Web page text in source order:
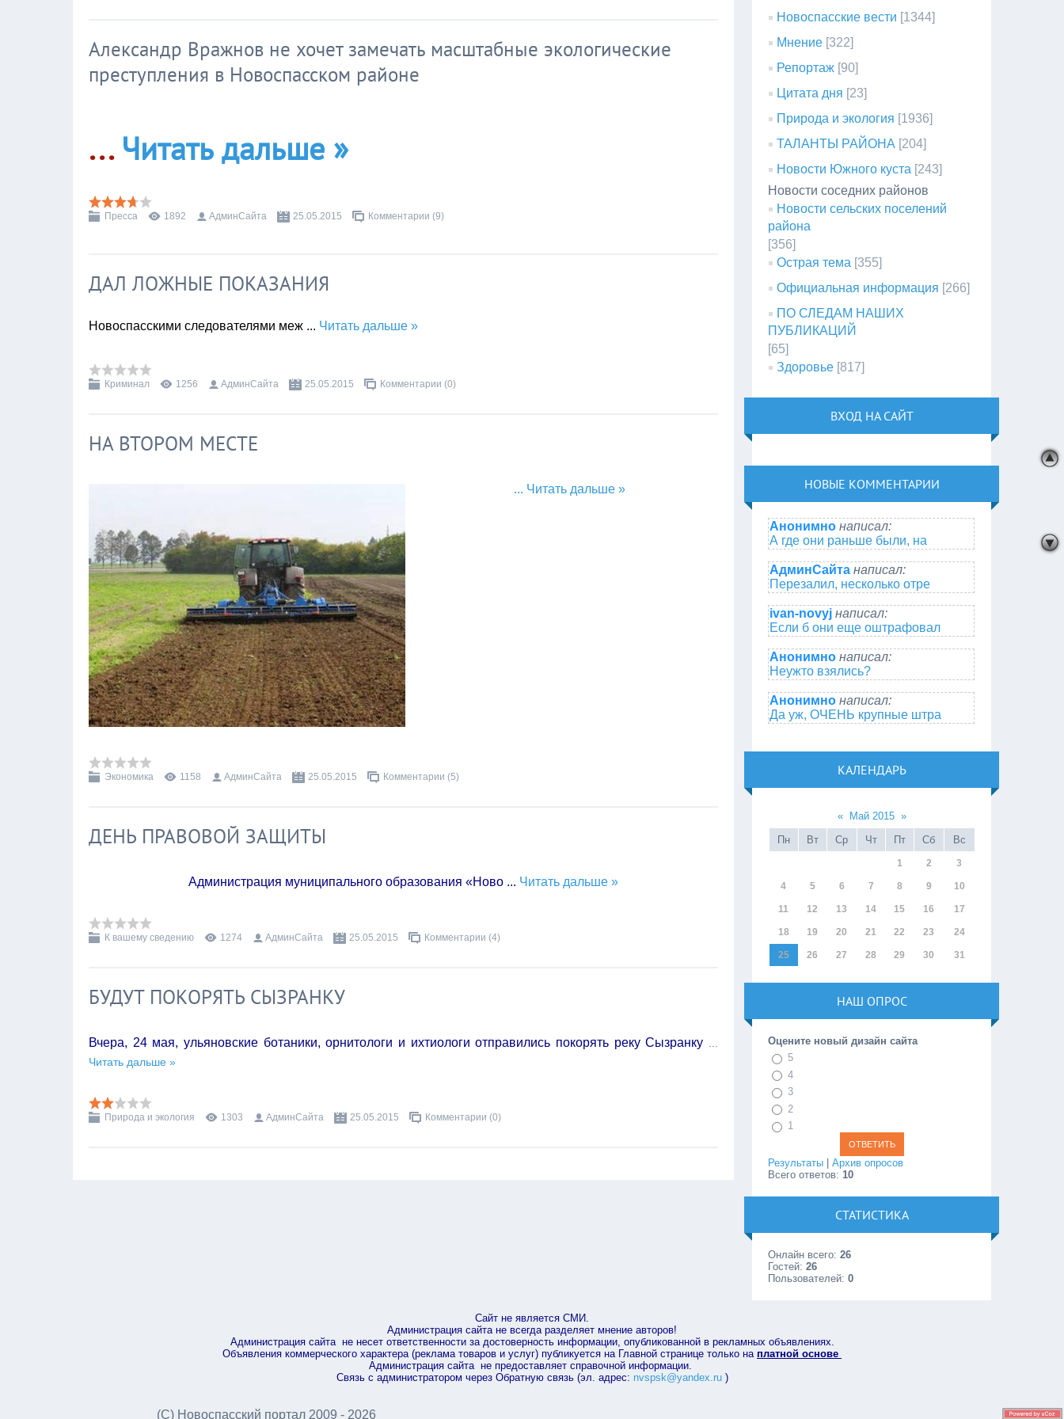
Александр Вражнов не хочет замечать масштабные экологические
преступления в Новоспасском районе
... Читать дальше »
Пресса 1892 АдминСайта 25.05.2015 Комментарии (9)
ДАЛ ЛОЖНЫЕ ПОКАЗАНИЯ
Новоспасскими следователями меж ... Читать дальше »
Криминал 1256 АдминСайта 25.05.2015 Комментарии (0)
НА ВТОРОМ МЕСТЕ
... Читать дальше »
Экономика 1158 АдминСайта 25.05.2015 Комментарии (5)
ДЕНЬ ПРАВОВОЙ ЗАЩИТЫ
Администрация муниципального образования «Ново ... Читать дальше »
К вашему сведению 1274 АдминСайта 25.05.2015 Комментарии (4)
БУДУТ ПОКОРЯТЬ СЫЗРАНКУ
Вчера, 24 мая, ульяновские ботаники, орнитологи и ихтиологи отправились покорять реку Сызранку
Читать дальше »
Природа и экология 1303 АдминСайта 25.05.2015 Комментарии (0)
Новоспасские вести [1344]
Мнение [322]
Репортаж [90]
Цитата дня [23]
Природа и экология [1936]
ТАЛАНТЫ РАЙОНА [204]
Новости Южного куста [243]
Новости соседних районов
Новости сельских поселений
района
[356]
Острая тема [355]
Официальная информация [266]
ПО СЛЕДАМ НАШИХ
ПУБЛИКАЦИЙ
[65]
Здоровье [817]
ВХОД НА САЙТ
НОВЫЕ КОММЕНТАРИИ
Анонимно написал:
А где они раньше были, на
АдминСайта написал:
Перезалил, несколько отре
ivan-novyj написал:
Если б они еще оштрафовал
Анонимно написал:
Неужто взялись?
Анонимно написал:
Да уж, ОЧЕНЬ крупные штра
КАЛЕНДАРЬ
« Май 2015 »
Пн
Вт Ср Чт Пт Сб Вс
1 2 3
4 5 6 7 8 9 10
11 12 13 14 15 16 17
18 19 20 21 22 23 24
25 26 27 28 29 30 31
НАШ ОПРОС
Оцените новый дизайн сайта
5
4
3
2
1
Результаты |Архив опросов
Всего ответов: 10
СТАТИСТИКА
Онлайн всего:26
Гостей:26
Пользователей:0
Сайт не является СМИ.
Администрация сайта не всегда разделяет мнение авторов!
Администрация сайта не несет ответственности за достоверность информации, опубликованной в рекламных объявлениях.
Объявления коммерческого характера (реклама товаров и услуг) публикуется на Главной странице только на платной основе
Администрация сайта не предоставляет справочной информации.
Связь с администратором через Обратную связь (эл. адрес: nvspsk@yandex.ru)
(С) Новоспасский портал 2009 - 2026